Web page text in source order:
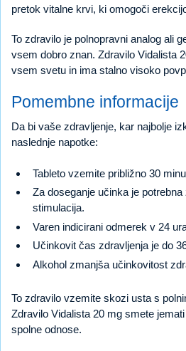
pretok vitalne krvi, ki omogoči
To zdravilo je polnopravni analog ali
vsem dobro znan. Zdravilo Vidalista
vsem svetu in ima stalno visoko
Pomembne informacije
Da bi vaše zdravljenje, kar najbolje
naslednje napotke:
Tableto vzemite približno 30
Za doseganje učinka je
stimulacija.
Varen indicirani odmerek v 24
Učinkovit čas zdravljenja je do
Alkohol zmanjša učinkovitost
To zdravilo vzemite skozi usta s
Zdravilo Vidalista 20 mg smete
spolne odnose.